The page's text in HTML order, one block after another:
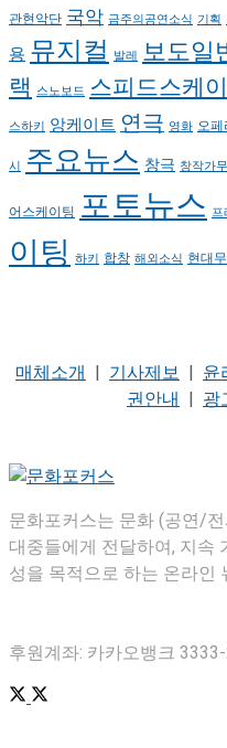
관현악단 국악 금주의공연소식 기획
용 뮤지컬 발레 보도일
랙 스노보드 스피드스케
스하키 앙케이트 연극 영화 오
시 주요뉴스 창극 창작가
어스케이팅 포토뉴스 프
이팅 하키 합창 해외소식 현대
매체소개 | 기사제보 | 윤
권안내 | 광
문화포커스는 문화 (공연/
대중들에게 전달하여, 지속
성을 목적으로 하는 온라인
후원계좌: 카카오뱅크